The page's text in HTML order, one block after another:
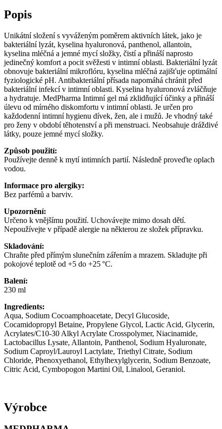
Popis
Unikátní složení s vyváženým poměrem aktivních látek, jako je
bakteriální lyzát, kyselina hyaluronová, panthenol, allantoin,
kyselina mléčná a jemné mycí složky, čistí a přináší naprosto
jedinečný komfort a pocit svěžesti v intimní oblasti. Bakteriální lyzát
obnovuje bakteriální mikroflóru, kyselina mléčná zajišťuje optimální
fyziologické pH. Antibakteriální přísada napomáhá chránit před
bakteriální infekcí v intimní oblasti. Kyselina hyaluronová zvláčňuje
a hydratuje. MedPharma Intimní gel má zklidňující účinky a přináší
úlevu od mírného diskomfortu v intimní oblasti. Je určen pro
každodenní intimní hygienu dívek, žen, ale i mužů. Je vhodný také
pro ženy v období těhotenství a při menstruaci. Neobsahuje dráždivé
látky, pouze jemné mycí složky.
Způsob použití:
Používejte denně k mytí intimních partií. Následně proveďte oplach
vodou.
Informace pro alergiky:
Bez parfémů a barviv.
Upozornění:
Určeno k vnějšímu použití. Uchovávejte mimo dosah dětí.
Nepoužívejte v případě alergie na některou ze složek přípravku.
Skladování:
Chraňte před přímým slunečním zářením a mrazem. Skladujte při
pokojové teplotě od +5 do +25 °C.
Balení:
230 ml
Ingredients:
Aqua, Sodium Cocoamphoacetate, Decyl Glucoside,
Cocamidopropyl Betaine, Propylene Glycol, Lactic Acid, Glycerin,
Acrylates/C10-30 Alkyl Acrylate Crosspolymer, Niacinamide,
Lactobacillus Lysate, Allantoin, Panthenol, Sodium Hyaluronate,
Sodium Caproyl/Lauroyl Lactylate, Triethyl Citrate, Sodium
Chloride, Phenoxyethanol, Ethylhexylglycerin, Sodium Benzoate,
Citric Acid, Cymbopogon Martini Oil, Linalool, Geraniol.
Výrobce